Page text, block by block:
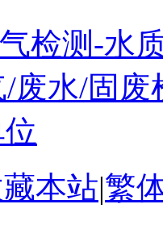
本站|繁